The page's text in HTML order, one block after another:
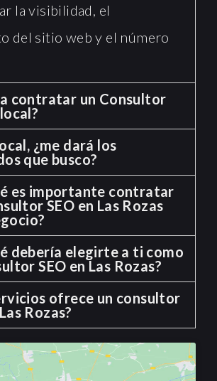
la visibilidad, el
del sitio web y el número
contratar un Consultor
¿me dará los
que busco?
es importante contratar
SEO en Las Rozas
debería elegirte a ti como
SEO en Las Rozas?
ofrece un consultor
Rozas?